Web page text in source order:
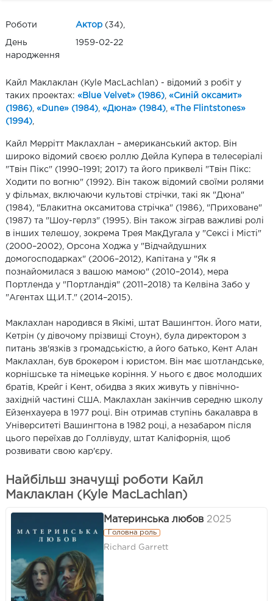
Роботи Актор (34),
День
народження
1959-02-22
Кайл Маклаклан (Kyle MacLachlan) - відомий з робіт у
таких проектах: «Blue Velvet» (1986) «Синій оксамит»
(1986) «Dune» (1984) «Дюна» (1984) «The Flintstones»
(1994)
Кайл Меррітт Маклахлан – американський актор. Він
широко відомий своєю роллю Дейла Купера в телесеріалі
"Твін Пікс" (1990–1991; 2017) та його приквелі "Твін Пікс:
Ходити по вогню" (1992). Він також відомий своїми ролями
у фільмах, включаючи культові стрічки, такі як "Дюна"
(1984), "Блакитна оксамитова стрічка" (1986), "Приховане"
(1987) та "Шоу-герлз" (1995). Він також зіграв важливі ролі
в інших телешоу, зокрема Трея МакДугала у "Сексі і Місті"
(2000–2002), Орсона Ходжа у "Відчайдушних
домогосподарках" (2006–2012), Капітана у "Як я
познайомилася з вашою мамою" (2010–2014), мера
Портленда у "Портландія" (2011–2018) та Келвіна Забо у
"Агентах Щ.И.Т." (2014–2015).
Маклахлан народився в Якімі, штат Вашингтон. Його мати,
Кетрін (у дівочому прізвищі Стоун), була директором з
питань зв'язків з громадськістю, а його батько, Кент Алан
Маклахлан, був брокером і юристом. Він має шотландське,
корнішське та німецьке коріння. У нього є двоє молодших
братів, Крейг і Кент, обидва з яких живуть у північно-
західній частині США. Маклахлан закінчив середню школу
Ейзенхауера в 1977 році. Він отримав ступінь бакалавра в
Університеті Вашингтона в 1982 році, а незабаром після
цього переїхав до Голлівуду, штат Каліфорнія, щоб
розвивати свою кар'єру.
Найбільш значущі роботи Кайл
Маклаклан (Kyle MacLachlan)
Материнська любов 2025
Головна роль
Richard Garrett